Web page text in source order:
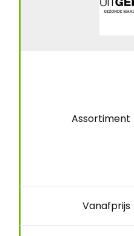
Assortiment
Vanafprijs